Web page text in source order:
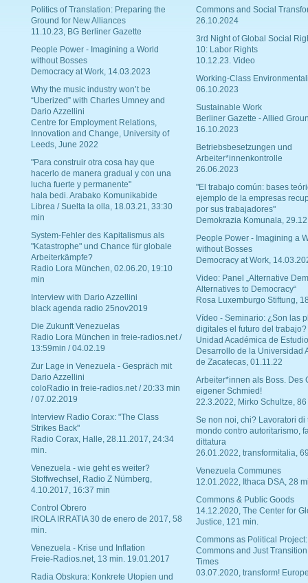
Politics of Translation: Preparing the
Ground for New Alliances
11.10.23, BG Berliner Gazette
People Power - Imagining a World
without Bosses
Democracy at Work, 14.03.2023
Why the music industry won’t be
“Uberized” with Charles Umney and
Dario Azzellini
Centre for Employment Relations,
Innovation and Change, University of
Leeds, June 2022
"Para construir otra cosa hay que
hacerlo de manera gradual y con una
lucha fuerte y permanente"
hala bedi. Arabako Komunikabide
Librea / Suelta la olla, 18.03.21, 33:30
min
System-Fehler des Kapitalismus als
"Katastrophe" und Chance für globale
Arbeiterkämpfe?
Radio Lora München, 02.06.20, 19:10
min
Interview with Dario Azzellini
black agenda radio 25nov2019
Die Zukunft Venezuelas
Radio Lora München in freie-radios.net /
13:59min / 04.02.19
Zur Lage in Venezuela - Gespräch mit
Dario Azzellini
coloRadio in freie-radios.net / 20:33 min
/ 07.02.2019
Interview Radio Corax: "The Class
Strikes Back"
Radio Corax, Halle, 28.11.2017, 24:34
min.
Venezuela - wie geht es weiter?
Stoffwechsel, Radio Z Nürnberg,
4.10.2017, 16:37 min
Control Obrero
IROLA IRRATIA 30 de enero de 2017, 58
min.
Venezuela - Krise und Inflation
Freie-Radios.net, 13 min. 19.01.2017
Radia Obskura: Konkrete Utopien und
Commons and Social
26.10.2024
3rd Night of Global Social
10: Labor Rights
10.12.23. Video
Working-Class
06.10.2023
Sustainable Work
Berliner Gazette - Allied
16.10.2023
Betriebsbesetzungen und
Arbeiter*innenkontrolle
26.06.2023
"El trabajo común: bases
ejemplo de la empresas
por sus trabajadores"
Demokrazia Komunala,
People Power - Imagining a
without Bosses
Democracy at Work,
Video: Panel „Alternative
Alternatives to Democracy“
Rosa Luxemburgo Stiftung,
Vídeo - Seminario: ¿Son las
digitales el futuro del trabajo?
Unidad Académica de
Desarrollo de la Universidad
de Zacatecas, 01.11.22
Arbeiter*innen als Boss. Des
eigener Schmied!
22.3.2022, Mirko Schultze, 86
Se non noi, chi? Lavoratori di
mondo contro autoritarismo,
dittatura
26.01.2022, transformitalia,
Venezuela Communes
12.01.2022, Ithaca DSA, 28
Commons & Public Goods
14.12.2020, The Center for
Justice, 121 min.
Commons as Political Project:
Commons and Just
Times
03.07.2020, transform!